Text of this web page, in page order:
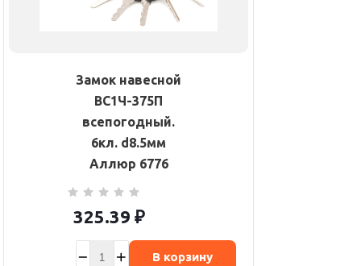
Замок навесной
ВС1Ч-375П
всепогодный.
6кл. d8.5мм
Аллюр 6776
325.39 ₽
В корзину